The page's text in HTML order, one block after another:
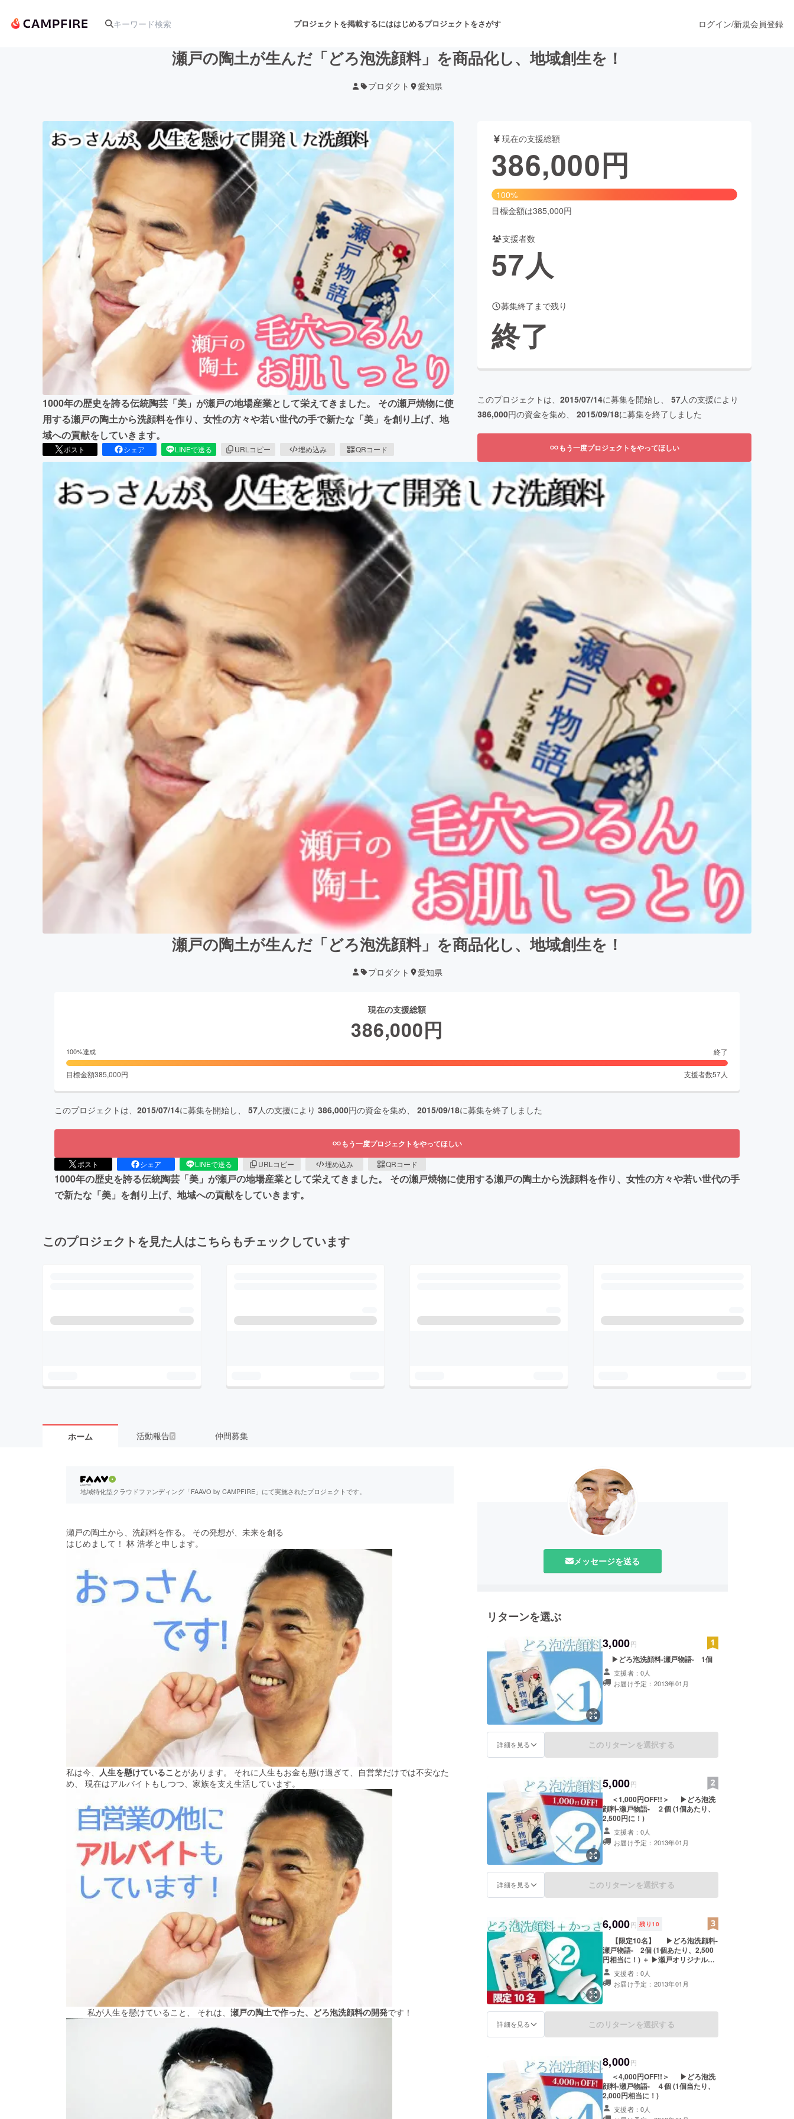
プロジェクトを掲載するにははじめるプロジェクトをさがす
アート・写真 音楽 舞台・パフォーマンス
テクノロジー・ガジェット ゲーム・サービス開発 ファッション
映像・映画 書籍・雑誌出版
ビジネス・起業 チャレンジ ビューティー・ヘルスケア
まちづくり・地域活性化
CAMPFIRE for Social Good
CAMPFIREふるさと納税machi-ya
ログイン/新規会員登録
瀬戸の陶土が生んだ「どろ泡洗顔料」を商品化し、地域創生を！
プロダクト 愛知県
1000年の歴史を誇る伝統陶芸「美」が瀬戸の地場産業として栄えてきました。 その瀬戸焼物に使
用する瀬戸の陶土から洗顔料を作り、女性の方々や若い世代の手で新たな「美」を創り上げ、地
域への貢献をしていきます。
ポスト シェア LINEで送る URLコピー 埋め込み QRコード
現在の支援総額
386,000円
100%
目標金額は385,000円
支援者数
57人
募集終了まで残り
終了
このプロジェクトは、 2015/07/14に募集を開始し、 57人の支援により
386,000円の資金を集め、 2015/09/18に募集を終了しました
もう一度プロジェクトをやってほしい
瀬戸の陶土が生んだ「どろ泡洗顔料」を商品化し、地域創生を！
プロダクト 愛知県
現在の支援総額
386,000円
100%達成 終了
目標金額385,000円 支援者数57人
このプロジェクトは、 2015/07/14に募集を開始し、 57人の支援により 386,000円の資金を集め、 2015/09/18に募集を終了しました
もう一度プロジェクトをやってほしい
ポスト シェア LINEで送る URLコピー 埋め込み QRコード
1000年の歴史を誇る伝統陶芸「美」が瀬戸の地場産業として栄えてきました。 その瀬戸焼物に使用する瀬戸の陶土から洗顔料を作り、女性の方々や若い世代の手
で新たな「美」を創り上げ、地域への貢献をしていきます。
このプロジェクトを見た人はこちらもチェックしています
ホーム 活動報告5 仲間募集
地域特化型クラウドファンディング「FAAVO by CAMPFIRE」にて実施されたプロジェクトです。
瀬戸の陶土から、洗顔料を作る。 その発想が、未来を創る
はじめまして！ 林 浩孝と申します。
私は今、 人生を懸けていることがあります。 それに人生もお金も懸け過ぎて、自営業だけでは不安なた
め、 現在はアルバイトもしつつ、家族を支え生活しています。
私が人生を懸けていること、 それは、 瀬戸の陶土で作った、どろ泡洗顔料の開発です！
メッセージを送る
リターンを選ぶ
3,000円
▶どろ泡洗顔料-瀬戸物語- 1個
支援者：0人
お届け予定：2013年01月
詳細を見る このリターンを選択する
5,000円
＜1,000円OFF!!＞ ▶どろ泡洗
顔料-瀬戸物語- ２個 (1個あたり、
2,500円に！)
支援者：0人
お届け予定：2013年01月
詳細を見る このリターンを選択する
6,000円 残り10
【限定10名】 ▶どろ泡洗顔料-
瀬戸物語- 2個 (1個あたり、2,500
円相当に！) ＋ ▶瀬戸オリジナル極
上かっさ 「極-kiwami-」
支援者：0人
お届け予定：2013年01月
詳細を見る このリターンを選択する
8,000円
＜4,000円OFF!!＞ ▶どろ泡洗
顔料-瀬戸物語- ４個 (1個当たり、
2,000円相当に！)
支援者：0人